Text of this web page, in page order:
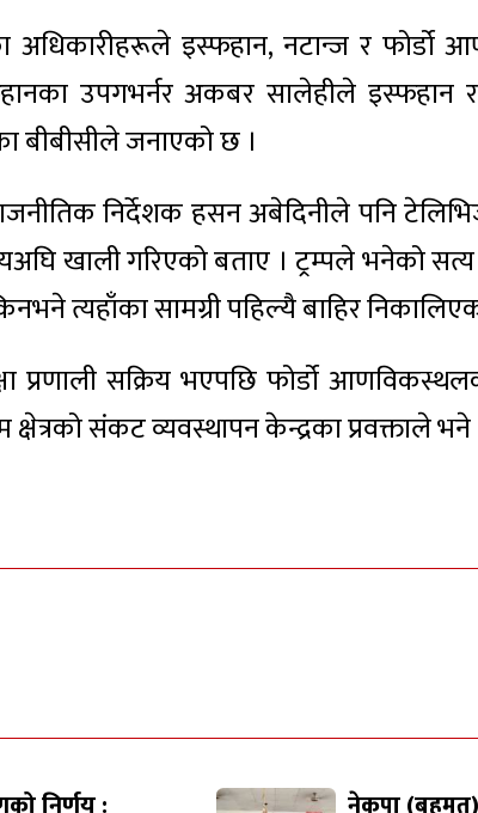
अधिकारीहरूले इस्फहान, नटान्ज र फोर्डो
उपगभर्नर अकबर सालेहीले
जनाएको छ ।
निर्देशक हसन अबेदिनीले पनि
खाली गरिएको बताए । ट्रम्पले भनेको सत्य
त्यहाँका सामग्री पहिल्यै बाहिर
प्रणाली सक्रिय भएपछि फोर्डो
संकट व्यवस्थापन केन्द्रका प्रवक्ताले भने